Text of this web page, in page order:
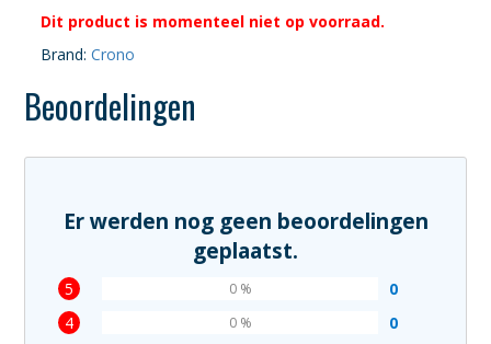
Dit product is momenteel niet op voorraad.
Brand:Crono
Beoordelingen
Er werden nog geen beoordelingen
geplaatst.
5 0
0 %
4 0
0 %